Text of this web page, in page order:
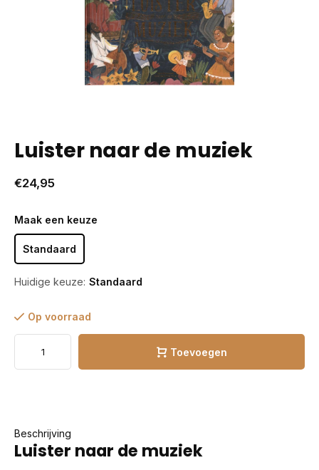
Luister naar de muziek
€24,95
Maak een keuze
Standaard
Huidige keuze: Standaard
Op voorraad
Toevoegen
Beschrijving
Luister naar de muziek